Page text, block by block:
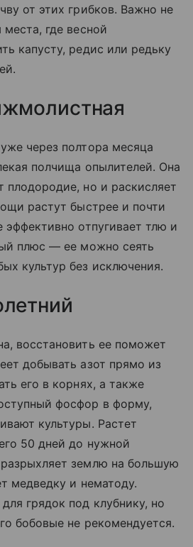
от этих грибков. Важно не
места, где весной
капусту, редис или редьку
через полтора месяца
полчища опылителей. Она
плодородие, но и раскисляет
растут быстрее и почти
эффективно отпугивает тлю и
плюс — ее можно сеять
культур без исключения.
восстановить ее поможет
добывать азот прямо из
его в корнях, а также
фосфор в форму,
культуры. Растет
50 дней до нужной
землю на большую
медведку и нематоду.
грядок под клубнику, но
бобовые не рекомендуется.